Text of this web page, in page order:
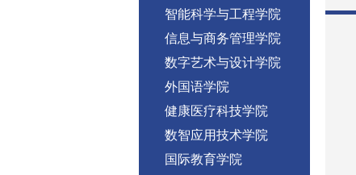
智能科学与工程学院
信息与商务管理学院
数字艺术与设计学院
外国语学院
健康医疗科技学院
数智应用技术学院
国际教育学院